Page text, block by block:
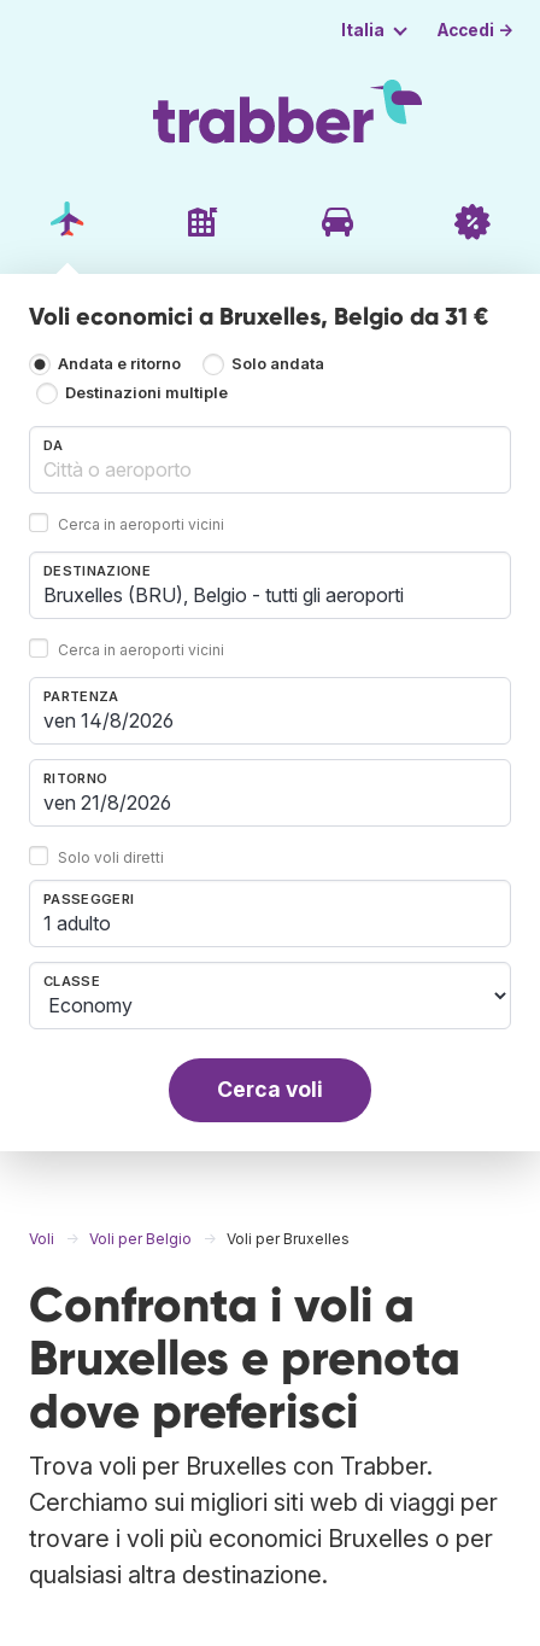
Italia Accedi →
Voli economici a Bruxelles, Belgio da 31 €
Andata e ritorno
Solo andata
Destinazioni multiple
DA
Cerca in aeroporti vicini
DESTINAZIONE
Cerca in aeroporti vicini
PARTENZA
RITORNO
Solo voli diretti
PASSEGGERI
1 adulto
CLASSE
Cerca voli
Voli Voli per Belgio Voli per Bruxelles
Confronta i voli a
Bruxelles e prenota
dove preferisci
Trova voli per Bruxelles con Trabber.
Cerchiamo sui migliori siti web di viaggi per
trovare i voli più economici Bruxelles o per
qualsiasi altra destinazione.